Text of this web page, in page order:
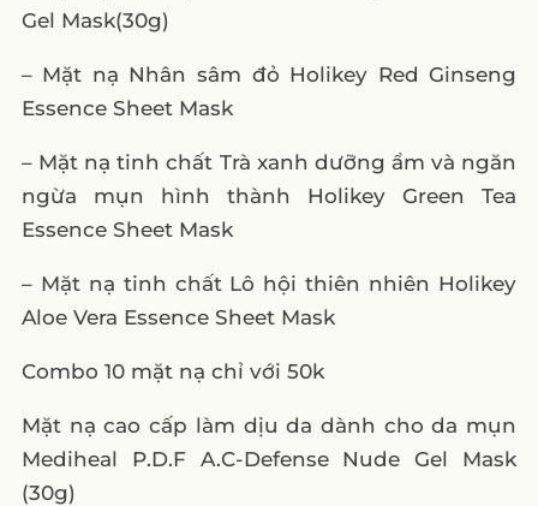
Gel Mask(30g)
– Mặt nạ Nhân sâm đỏ Holikey Red Ginseng
Essence Sheet Mask
– Mặt nạ tinh chất Trà xanh dưỡng ẩm và ngăn
ngừa mụn hình thành Holikey Green Tea
Essence Sheet Mask
– Mặt nạ tinh chất Lô hội thiên nhiên Holikey
Aloe Vera Essence Sheet Mask
Combo 10 mặt nạ chỉ với 50k
Mặt nạ cao cấp làm dịu da dành cho da mụn
Mediheal P.D.F A.C-Defense Nude Gel Mask
(30g)